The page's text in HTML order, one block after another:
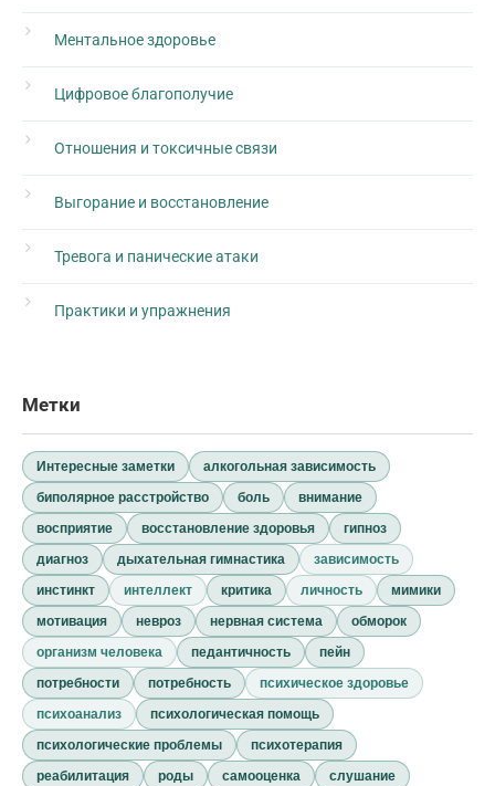
Ментальное здоровье
Цифровое благополучие
Отношения и токсичные связи
Выгорание и восстановление
Тревога и панические атаки
Практики и упражнения
Метки
Интересные заметки
алкогольная зависимость
биполярное расстройство
боль
внимание
восприятие
восстановление здоровья
гипноз
диагноз
дыхательная гимнастика
зависимость
инстинкт
интеллект критика личность
мимики
мотивация
невроз нервная система
обморок
организм человека
педантичность
пейн
потребности
потребность
психическое здоровье
психоанализ
психологическая помощь
психологические проблемы
психотерапия
реабилитация
роды самооценка
слушание